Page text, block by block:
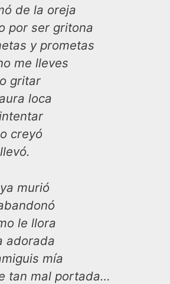
de la oreja
por ser gritona
y prometas
me lleves
gritar
loca
creyó
murió
le llora
adorada
mía
tan mal portada…